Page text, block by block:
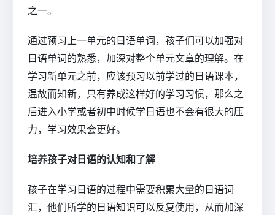
之一。
通过预习上一单元的日语单词，孩子们可以加强对
日语单词的熟悉，加深对整个单元文章的理解。在
学习新单元之前，应该预习以前学过的日语课本，
温故而知新，只有养成这样好的学习习惯，那么之
后进入小学或者初中时候学日语也不会有很大的压
力，学习效果会更好。
培养孩子对日语的认知和了解
孩子在学习日语的过程中需要积累大量的日语词
汇，他们所学的日语知识可以反复使用，从而加深